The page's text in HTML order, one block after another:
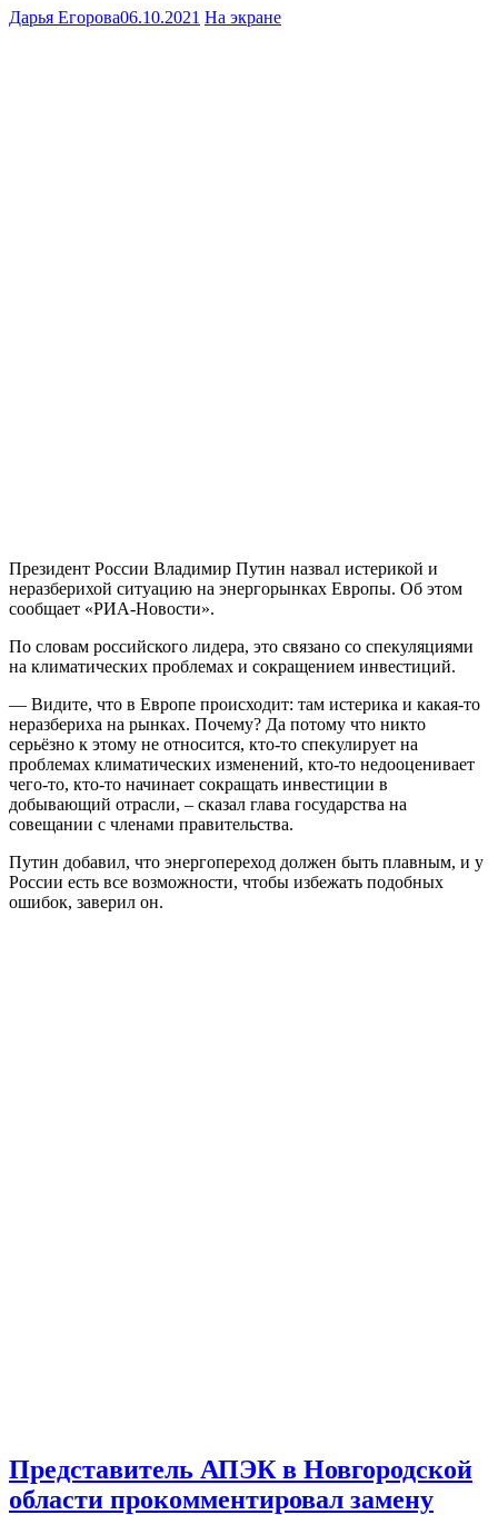
Дарья Егорова06.10.2021 На экране
Президент России Владимир Путин назвал истерикой и
неразберихой ситуацию на энергорынках Европы. Об этом
сообщает «РИА-Новости».
По словам российского лидера, это связано со спекуляциями
на климатических проблемах и сокращением инвестиций.
— Видите, что в Европе происходит: там истерика и какая-то
неразбериха на рынках. Почему? Да потому что никто
серьёзно к этому не относится, кто-то спекулирует на
проблемах климатических изменений, кто-то недооценивает
чего-то, кто-то начинает сокращать инвестиции в
добывающий отрасли, – сказал глава государства на
совещании с членами правительства.
Путин добавил, что энергопереход должен быть плавным, и у
России есть все возможности, чтобы избежать подобных
ошибок, заверил он.
Представитель АПЭК в Новгородской
области прокомментировал замену